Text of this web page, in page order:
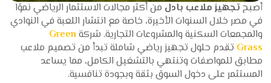
أصبح تجهيز ملاعب بادل من أكثر مجالات الاستثمار الرياضي نموًا
في مصر خلال السنوات الأخيرة، خاصة مع انتشار اللعبة في النوادي
والمجمعات السكنية والمشروعات التجارية. شركة Green
Grass تقدم حلول تجهيز رياضي شاملة تبدأ من تصميم ملاعب
مطابق للمواصفات وتنتهي بالتشغيل الكامل، مما يساعد
المستثمر على دخول السوق بثقة وبجودة تنافسية.